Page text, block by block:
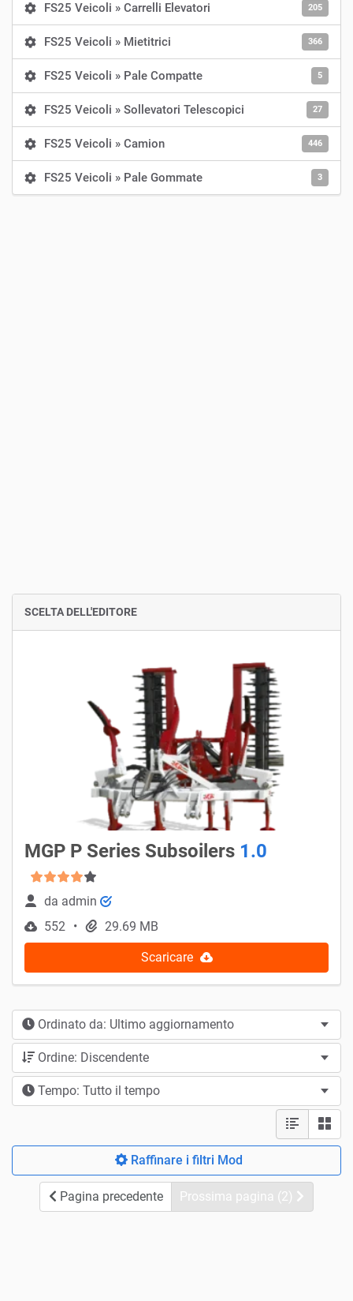
FS25 Veicoli » Carrelli Elevatori 205
FS25 Veicoli » Mietitrici 366
FS25 Veicoli » Pale Compatte 5
FS25 Veicoli » Sollevatori Telescopici 27
FS25 Veicoli » Camion 446
FS25 Veicoli » Pale Gommate 3
SCELTA DELL'EDITORE
MGP P Series Subsoilers 1.0
da admin
552
29.69 MB
Scaricare
Ordinato da: Ultimo aggiornamento
Ordine: Discendente
Tempo: Tutto il tempo
Raffinare i filtri Mod
Pagina precedente Prossima pagina (2)